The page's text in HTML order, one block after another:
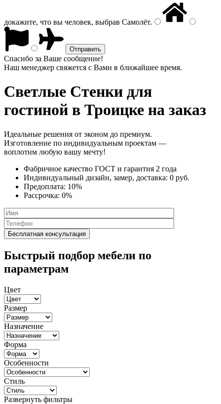
докажите, что вы человек, выбрав Самолёт.
Спасибо за Ваше сообщение!
Наш менеджер свяжется с Вами в ближайшее время.
Светлые Стенки для
гостиной в Троицке на заказ
Идеальные решения от эконом до премиум.
Изготовление по индивидуальным проектам —
воплотим любую вашу мечту!
Фабричное качество ГОСТ и гарантия 2 года
Индивидуальный дизайн, замер, доставка: 0 руб.
Предоплата: 10%
Рассрочка: 0%
Быстрый подбор мебели по
параметрам
Цвет
Размер
Назначение
Форма
Особенности
Стиль
Развернуть фильтры